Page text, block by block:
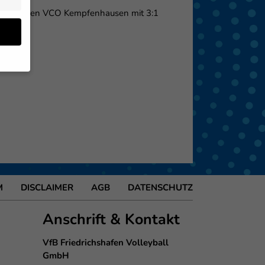
und den VCO Kempfenhausen mit 3:1
DATENSCHUTZ
AGB
DISCLAIMER
Anschrift & Kontakt
VfB Friedrichshafen Volleyball
GmbH